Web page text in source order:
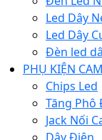
Led Dây
Led Dây
Đèn led
PHỤ KIỆN
Chips Led
Tăng Phô
Jack Nối